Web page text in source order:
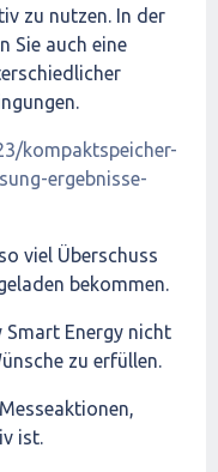
zu nutzen. In der
Sie auch eine
kompaktspeicher-
ergebnisse-
viel Überschuss
bekommen.
Smart Energy nicht
zu erfüllen.
ist.